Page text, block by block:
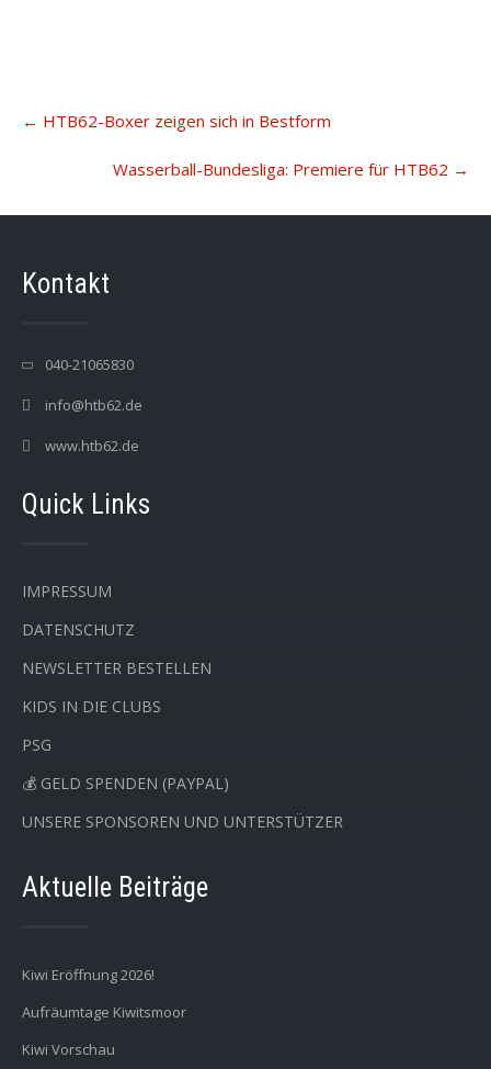
navigation
← HTB62-Boxer zeigen sich in Bestform
Wasserball-Bundesliga: Premiere für HTB62 →
Kontakt
040-21065830
info@htb62.de
www.htb62.de
Quick Links
IMPRESSUM
DATENSCHUTZ
NEWSLETTER BESTELLEN
KIDS IN DIE CLUBS
PSG
💰 GELD SPENDEN (PAYPAL)
UNSERE SPONSOREN UND UNTERSTÜTZER
Aktuelle Beiträge
Kiwi Eröffnung 2026!
Aufräumtage Kiwitsmoor
Kiwi Vorschau